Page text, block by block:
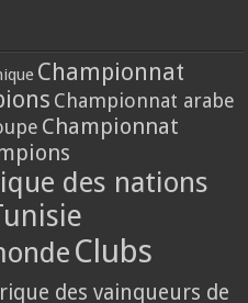
Championnat
Championnat arabe
Championnat
des nations
Clubs
des vainqueurs de